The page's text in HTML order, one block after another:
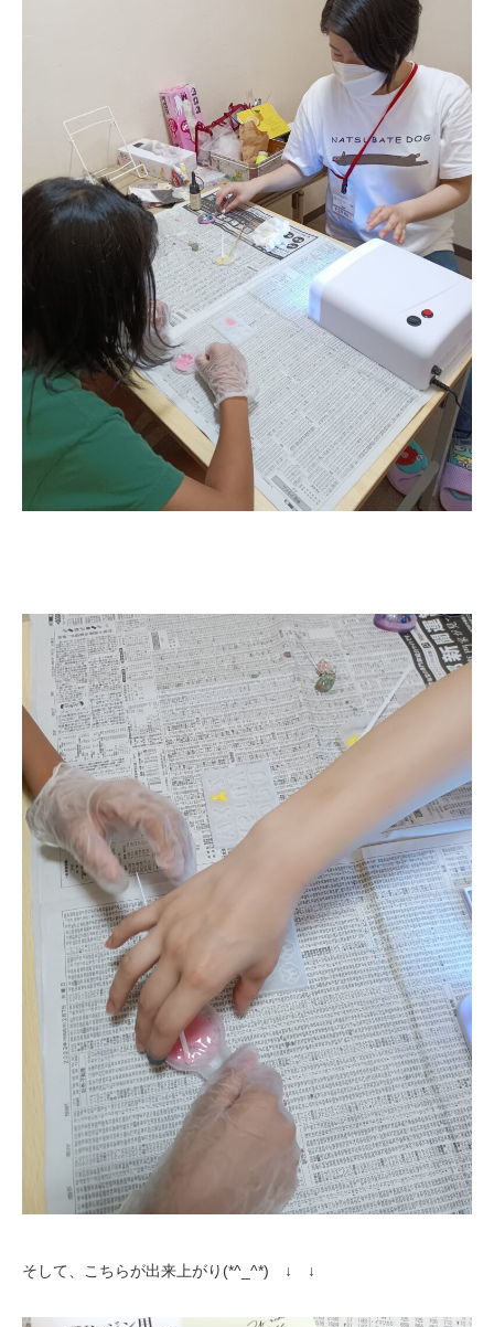
そして、こちらが出来上がり(*^_^*) ↓ ↓